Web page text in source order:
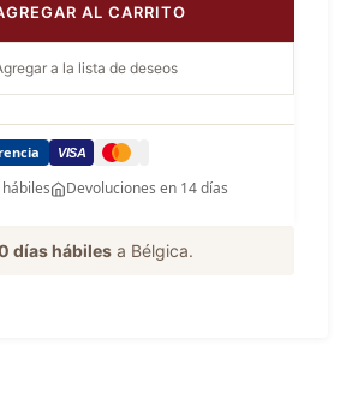
AL CARRITO
a la lista de deseos
VISA
Devoluciones en 14 días
días hábiles a Bélgica.